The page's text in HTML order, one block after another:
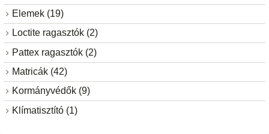
Elemek (19)
Loctite ragasztók (2)
Pattex ragasztók (2)
Matricák (42)
Kormányvédők (9)
Klímatisztító (1)